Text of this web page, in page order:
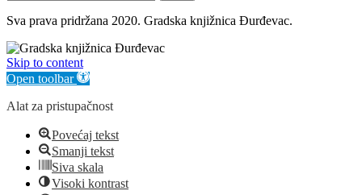
Sva prava pridržana 2020. Gradska knjižnica Đurđevac.
Skip to content
Open toolbar
Alat za pristupačnost
Povećaj tekst
Smanji tekst
Siva skala
Visoki kontrast